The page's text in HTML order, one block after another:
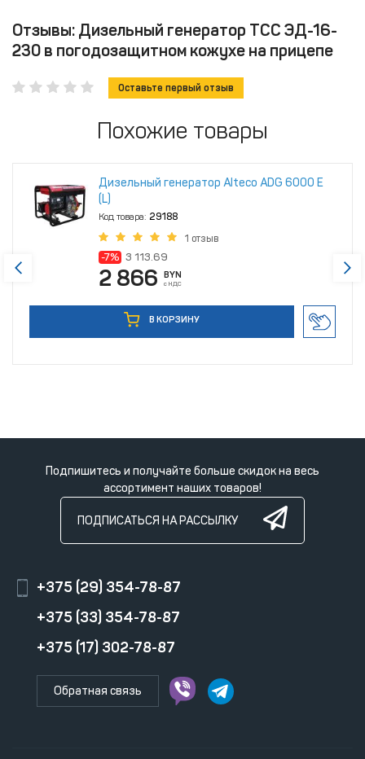
Отзывы: Дизельный генератор ТСС ЭД-16-
230 в погодозащитном кожухе на прицепе
Оставьте первый отзыв
Похожие товары
Дизельный генератор Alteco ADG 6000 Е
(L)
Код товара: 29188
1 отзыв
-7% 3 113.69
2 866 BYN
с НДС
В КОРЗИНУ
Подпишитесь и получайте больше скидок на весь
ассортимент наших товаров!
ПОДПИСАТЬСЯ НА РАССЫЛКУ
+375 (29) 354-78-87
+375 (33) 354-78-87
+375 (17) 302-78-87
Обратная связь